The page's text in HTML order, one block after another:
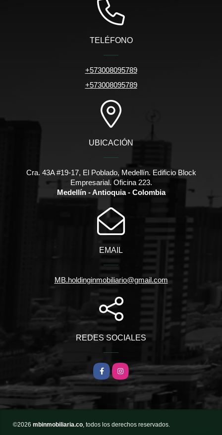
TELÉFONO
+573008095789
+573008095789
UBICACIÓN
Cra. 43A #19-17, El Poblado, Medellín. Edificio Block
Empresarial. Oficina 223.
Medellín - Antioquia - Colombia
EMAIL
MB.holdinginmobiliario@gmail.com
REDES SOCIALES
FacebookInstagram
©2026 mbinmobiliaria.co, todos los derechos reservados.